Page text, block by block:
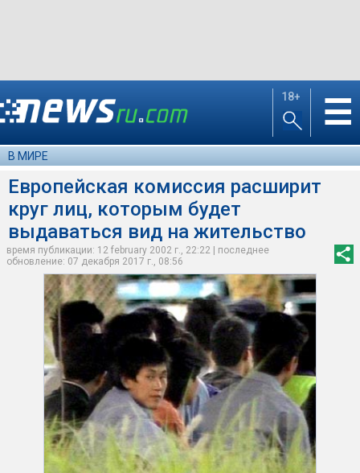
18+ ☰
В МИРЕ
Европейская комиссия расширит
круг лиц, которым будет
выдаваться вид на жительство
время публикации: 12 february 2002 г., 22:22 | последнее
обновление: 07 декабря 2017 г., 08:56